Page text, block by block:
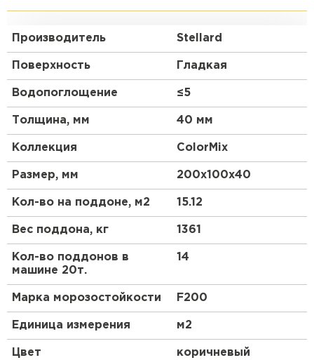
Производитель Stellard
Поверхность Гладкая
Водопоглощение ≤5
Толщина, мм 40 мм
Коллекция ColorMix
Размер, мм 200х100х40
Кол-во на поддоне, м2 15.12
Вес поддона, кг 1361
Кол-во поддонов в
машине 20т.
14
Марка морозостойкости F200
Единица измерения м2
Цвет коричневый